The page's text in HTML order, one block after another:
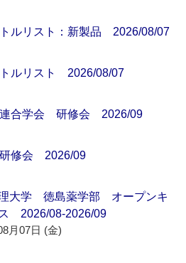
ルリスト：新製品 2026/08/07
ルリスト 2026/08/07
連合学会 研修会 2026/09
修会 2026/09
大学 徳島薬学部 オープンキ
2026/08-2026/09
月07日 (金)